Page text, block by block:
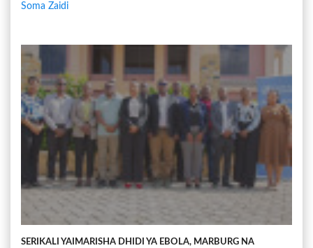
Soma Zaidi
SERIKALI YAIMARISHA DHIDI YA EBOLA, MARBURG NA